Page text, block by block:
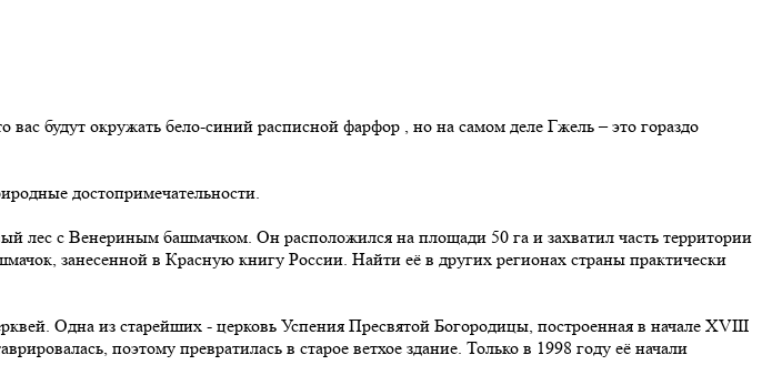
будут окружать бело-синий расписной фарфор , но на самом деле Гжель – это гораздо
достопримечательности.
с Венериным башмачком. Он расположился на площади 50 га и захватил часть территории
занесенной в Красную книгу России. Найти её в других регионах страны практически
Одна из старейших - церковь Успения Пресвятой Богородицы, построенная в начале XVIII
поэтому превратилась в старое ветхое здание. Только в 1998 году её начали